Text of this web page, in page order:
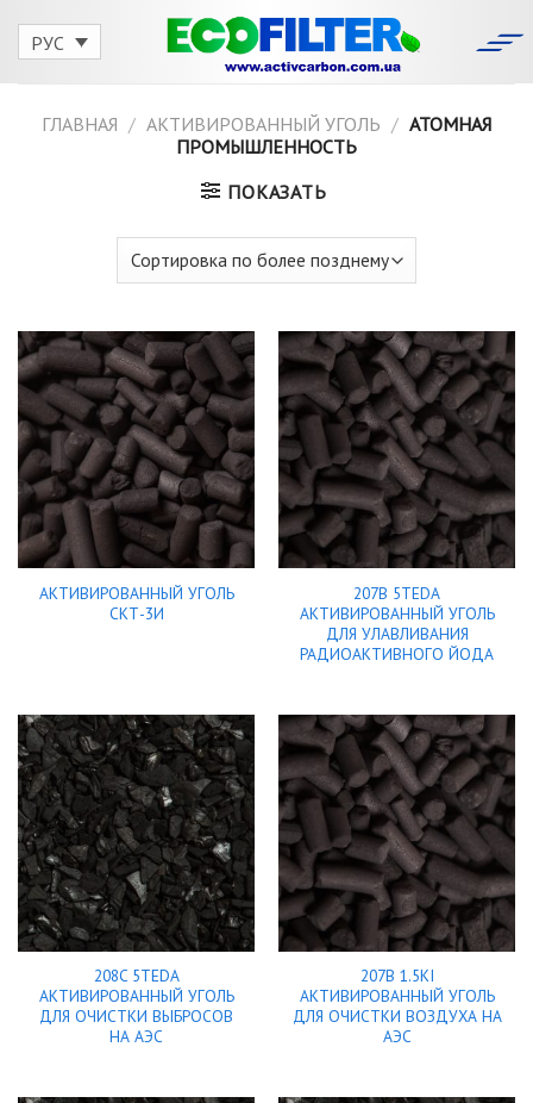
РУС
ГЛАВНАЯ / АКТИВИРОВАННЫЙ УГОЛЬ / АТОМНАЯ
ПРОМЫШЛЕННОСТЬ
ПОКАЗАТЬ
АКТИВИРОВАННЫЙ УГОЛЬ
СКТ-3И
207B 5TEDA
АКТИВИРОВАННЫЙ УГОЛЬ
ДЛЯ УЛАВЛИВАНИЯ
РАДИОАКТИВНОГО ЙОДА
208C 5TEDA
АКТИВИРОВАННЫЙ УГОЛЬ
ДЛЯ ОЧИСТКИ ВЫБРОСОВ
НА АЭС
207B 1.5KI
АКТИВИРОВАННЫЙ УГОЛЬ
ДЛЯ ОЧИСТКИ ВОЗДУХА НА
АЭС